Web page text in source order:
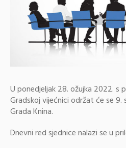
U ponedjeljak 28. ožujka 2022. s
Gradskoj vijećnici održat će se 9.
Grada Knina.
Dnevni red sjednice nalazi se u